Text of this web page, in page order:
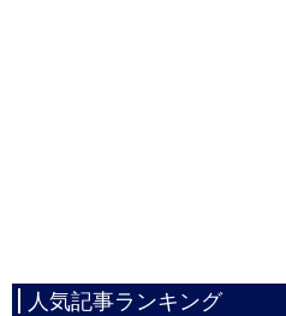
人気記事ランキング